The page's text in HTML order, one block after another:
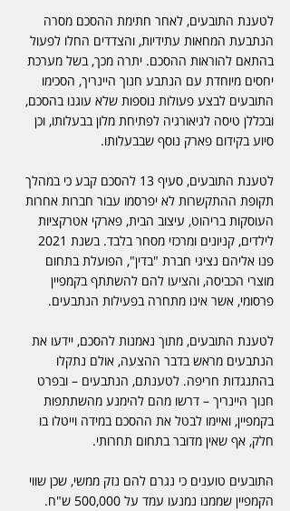
לטענת התובעים, לאחר חתימת ההסכם מסרה
הנתבעת המחאות עתידיות, והצדדים החלו לפעול
בהתאם להוראות ההסכם. יתרה מכך, בשל מערכת
יחסים מיוחדת עם הנתבע חנוך היינריך, הסכימו
התובעים לבצע פעולות נוספות שלא עוגנו בהסכם,
ובכללן טיסה לגיאורגיה לפתיחת מלון בבעלותו, וכן
סיוע בקידום פארק נוסף שבבעלותו.
לטענת התובעים, סעיף 13 להסכם קבע כי במהלך
תקופת ההתקשרות לא יפרסמו עבור חברות אחרות
העוסקות בריהוט, עיצוב הבית, פארקי אטרקציות
פנו אליהם נציגי חברת "בדין", הפועלת בתחום
מוצרי הכביסה, והציעו להם להשתתף בקמפיין
פרסומי, אשר אינו מתחרה בפעילות הנתבעים.
לטענת התובעים, מתוך נאמנות להסכם, יידעו את
הנתבעים מראש בדבר ההצעה, אולם נתקלו
בהתנגדות חריפה. לטענתם, הנתבעים – ובפרט
חנוך היינריך – דרשו מהם להימנע מהשתתפות
בקמפיין, ואיימו לבטל את ההסכם במידה וייטלו בו
חלק, אף שאין מדובר בתחום תחרותי.
התובעים טוענים כי נגרם להם נזק ממשי, שכן שווי
הקמפיין שממנו נמנעו עמד על 500,000 ש"ח.